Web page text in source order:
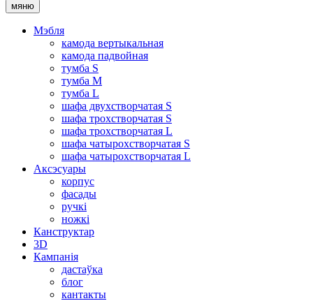
мяню
Мэбля
камода вертыкальная
камода падвойная
тумба S
тумба M
тумба L
шафа двухстворчатая S
шафа трохстворчатая S
шафа трохстворчатая L
шафа чатырохстворчатая S
шафа чатырохстворчатая L
Аксэсуары
корпус
фасады
ручкі
ножкі
Канструктар
3D
Кампанія
дастаўка
блог
кантакты